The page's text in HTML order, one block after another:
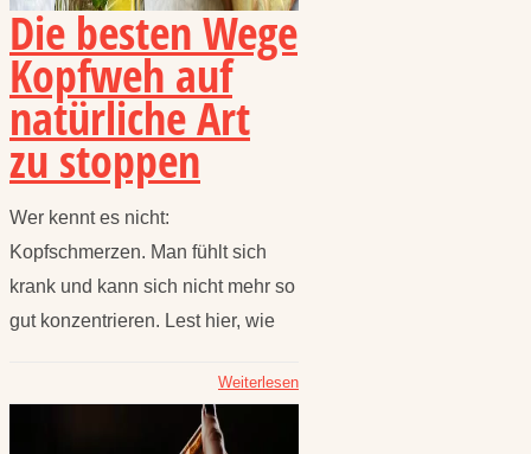
Die besten Wege
Kopfweh auf
natürliche Art
zu stoppen
Wer kennt es nicht:
Kopfschmerzen. Man fühlt sich
krank und kann sich nicht mehr so
gut konzentrieren. Lest hier, wie
Weiterlesen